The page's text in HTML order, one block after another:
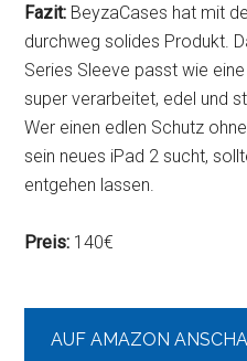
Fazit: BeyzaCases hat mit
durchweg solides Produkt.
Series Sleeve passt wie
super verarbeitet, edel und
Wer einen edlen Schutz
sein neues iPad 2 sucht,
entgehen lassen.
Preis: 140€
AUF AMAZON